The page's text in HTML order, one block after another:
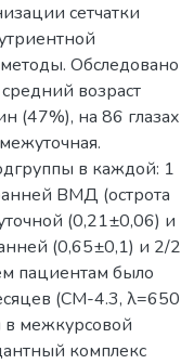
сетчатки
Обследовано
возраст
(47%), на 86 глазах
в каждой: 1
ВМД (острота
(0,21±0,06) и
(0,65±0,1) и 2/2
пациентам было
(СМ-4.3, λ=650
межкурсовой
комплекс